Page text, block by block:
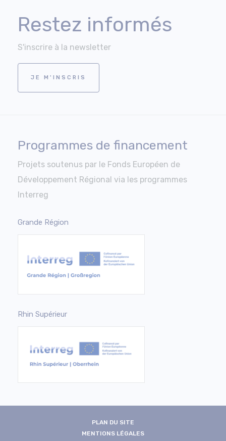
Restez informés
S'inscrire à la newsletter
JE M'INSCRIS
Programmes de financement
Projets soutenus par le Fonds Européen de
Développement Régional via les programmes
Interreg
Grande Région
Rhin Supérieur
PLAN DU SITE
MENTIONS LÉGALES